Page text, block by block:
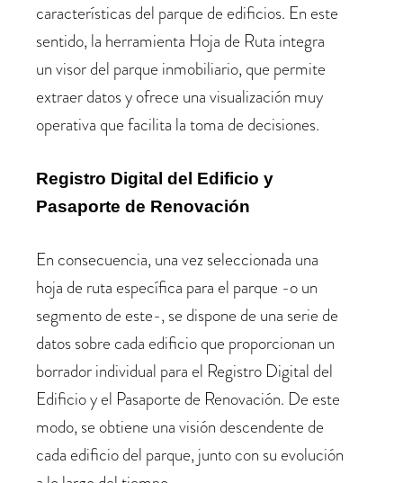
características del parque de edificios. En este
sentido, la herramienta Hoja de Ruta integra
un visor del parque inmobiliario, que permite
extraer datos y ofrece una visualización muy
operativa que facilita la toma de decisiones.
Registro Digital del Edificio y
Pasaporte de Renovación
En consecuencia, una vez seleccionada una
hoja de ruta específica para el parque -o un
segmento de este-, se dispone de una serie de
datos sobre cada edificio que proporcionan un
borrador individual para el Registro Digital del
Edificio y el Pasaporte de Renovación. De este
modo, se obtiene una visión descendente de
cada edificio del parque, junto con su evolución